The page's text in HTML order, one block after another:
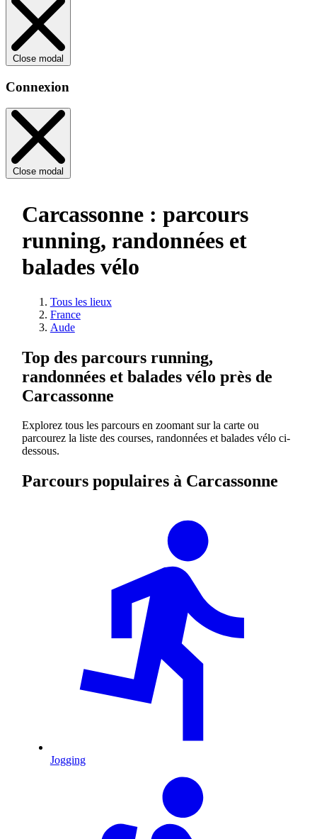
Close modal
Connexion
Close modal
Carcassonne : parcours
running, randonnées et
balades vélo
Tous les lieux
France
Aude
Top des parcours running,
randonnées et balades vélo près de
Carcassonne
Explorez tous les parcours en zoomant sur la carte ou
parcourez la liste des courses, randonnées et balades vélo ci-
dessous.
Parcours populaires à Carcassonne
Jogging